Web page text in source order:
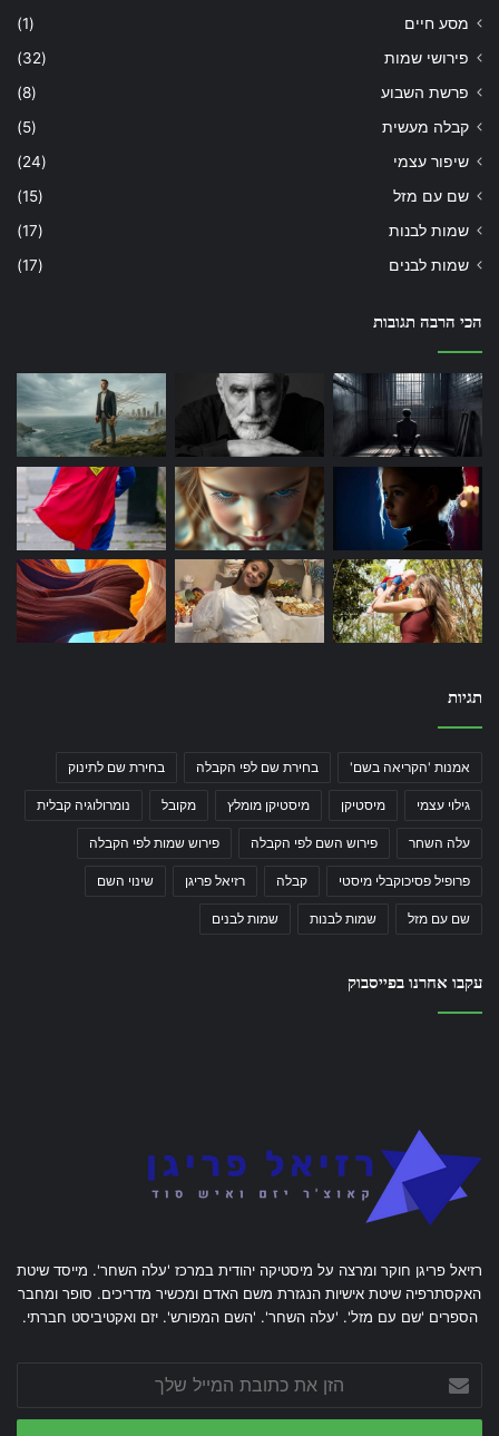
מסע חיים
(1)
פירושי שמות
(32)
פרשת השבוע
(8)
קבלה מעשית
(5)
שיפור עצמי
(24)
שם עם מזל
(15)
שמות לבנות
(17)
שמות לבנים
(17)
הכי הרבה תגובות
תגיות
אמנות 'הקריאה בשם' בחירת שם לפי הקבלה בחירת שם לתינוק
גילוי עצמי מיסטיקן מיסטיקן מומלץ מקובל נומרולוגיה קבלית
עלה השחר פירוש השם לפי הקבלה פירוש שמות לפי הקבלה
פרופיל פסיכוקבלי מיסטי קבלה רזיאל פריגן שינוי השם
שם עם מזל שמות לבנות שמות לבנים
עקבו אחרנו בפייסבוק
רזיאל פריגן חוקר ומרצה על מיסטיקה יהודית במרכז 'עלה השחר'. מייסד שיטת
האקסתרפיה שיטת אישיות הנגזרת משם האדם ומכשיר מדריכים. סופר ומחבר
הספרים 'שם עם מזל'. 'עלה השחר'. 'השם המפורש'. יזם ואקטיביסט חברתי.
את
כתובת